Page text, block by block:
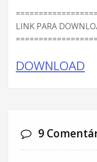
LINK PARA
DOWNLOAD
9